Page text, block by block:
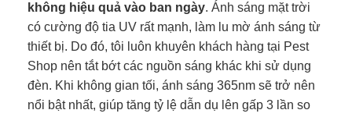
không hiệu quả vào ban ngày. Ánh sáng mặt trời
có cường độ tia UV rất mạnh, làm lu mờ ánh sáng từ
thiết bị. Do đó, tôi luôn khuyên khách hàng tại Pest
Shop nên tắt bớt các nguồn sáng khác khi sử dụng
đèn. Khi không gian tối, ánh sáng 365nm sẽ trở nên
nổi bật nhất, giúp tăng tỷ lệ dẫn dụ lên gấp 3 lần so